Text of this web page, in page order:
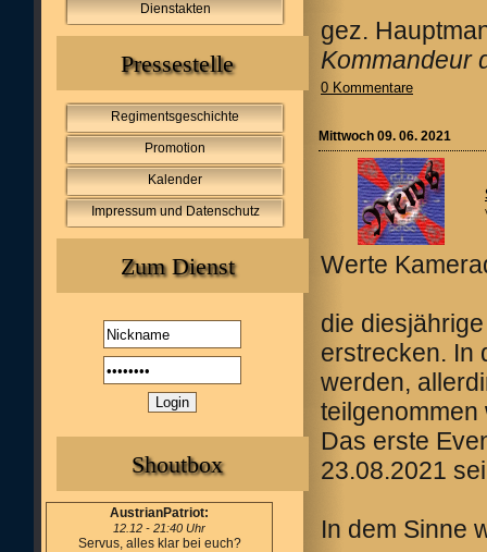
Dienstakten
Pressestelle
Regimentsgeschichte
Promotion
Kalender
Impressum und Datenschutz
Zum Dienst
Shoutbox
AustrianPatriot:
12.12 - 21:40 Uhr
Servus, alles klar bei euch?
gez.
Kommandeur
0 Kommentare
Mittwoch 09. 06. 2021
Werte
die
erstrecken. In
werden,
teilgenommen
Das erste
23.08.2021
In dem Sinne